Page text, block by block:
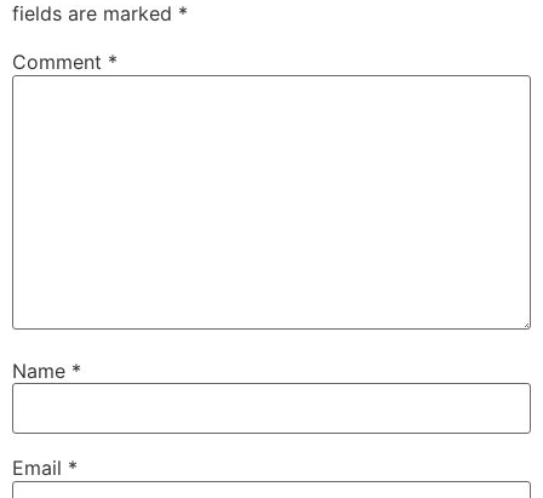
fields are marked *
Comment *
Name *
Email *